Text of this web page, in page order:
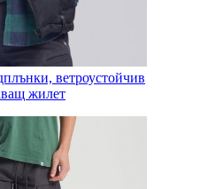
ветроустойчив
жилет